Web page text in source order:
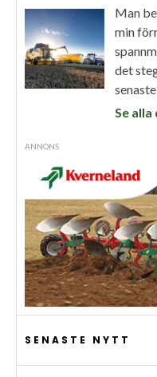
Man
min
det
Se
ANNONS
SENASTE NYTT